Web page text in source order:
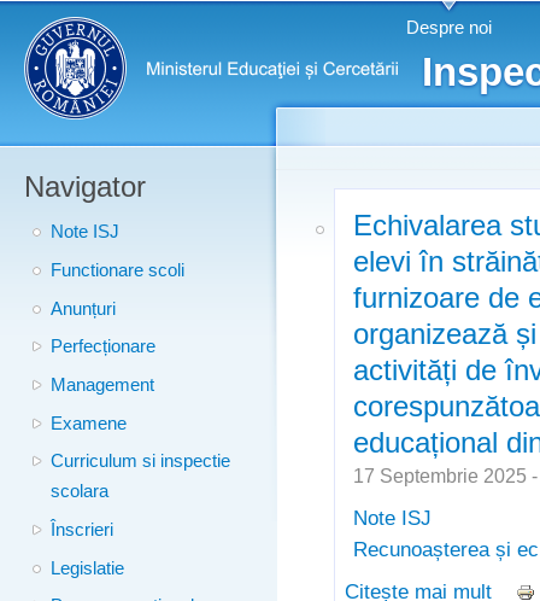
Meniu principal Despre noi
Navigator
Note ISJ
Functionare scoli
Anunțuri
Perfecționare
Management
Examene
Curriculum si inspectie
scolara
Înscrieri
Legislatie
Echivalarea
elevi în
furnizoare de
organizează
activități de
educațional
17 Septembrie
Note ISJ
Recunoașterea și
Citește mai mult